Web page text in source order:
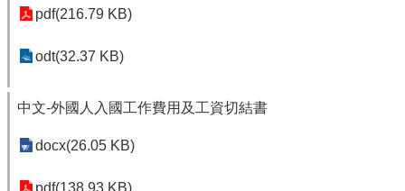
pdf(216.79 KB)
odt(32.37 KB)
中文-外國人入國工作費用及工資切結書
docx(26.05 KB)
pdf(138.93 KB)